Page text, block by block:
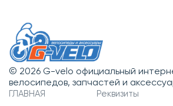
© 2026 G-velo официальный
велосипедов, запчастей и
ГЛАВНАЯ Реквизиты